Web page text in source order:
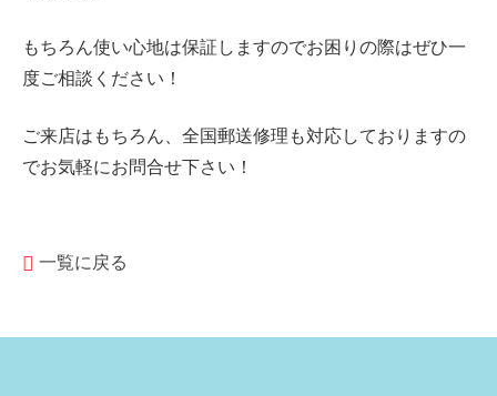
もちろん使い心地は保証しますのでお困りの際はぜひ一
度ご相談ください！
ご来店はもちろん、全国郵送修理も対応しておりますの
でお気軽にお問合せ下さい！
一覧に戻る